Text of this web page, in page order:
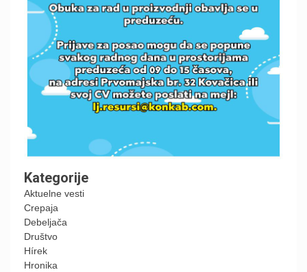
Kategorije
Aktuelne vesti
Crepaja
Debeljača
Društvo
Hírek
Hronika